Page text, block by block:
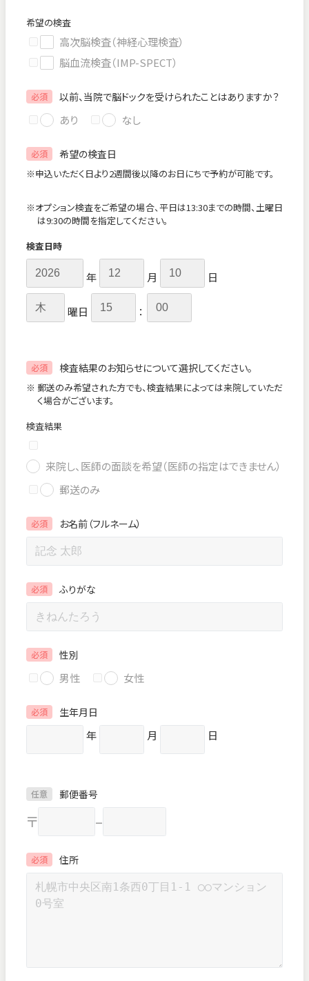
希望の検査
高次脳検査（神経心理検査）
脳血流検査（IMP-SPECT）
必須 以前、当院で脳ドックを受けられたことはありますか？
あり なし
必須 希望の検査日
※申込いただく日より2週間後以降のお日にちで予約が可能です。
※オプション検査をご希望の場合、平日は13:30までの時間、土曜日
は9:30の時間を指定してください。
検査日時
年 月 日
曜日 ：
必須 検査結果のお知らせについて選択してください。
※ 郵送のみ希望された方でも、検査結果によっては来院していただ
く場合がございます。
検査結果
来院し、医師の面談を希望（医師の指定はできません）
郵送のみ
必須 お名前（フルネーム）
必須 ふりがな
必須 性別
男性 女性
必須 生年月日
年 月 日
任意 郵便番号
〒 –
必須 住所